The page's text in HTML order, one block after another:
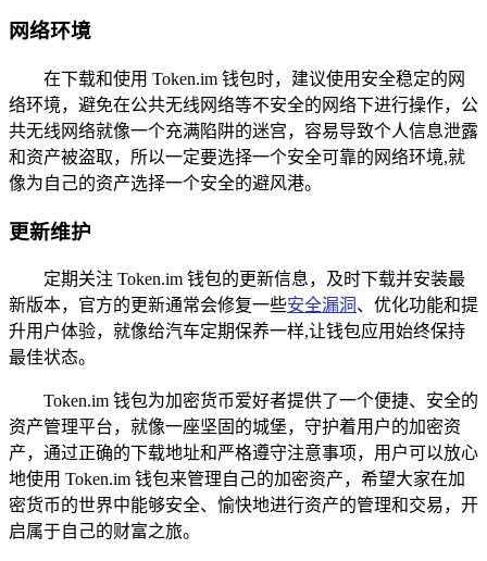
网络环境
在下载和使用 Token.im 钱包时，建议使用安全稳定的网
络环境，避免在公共无线网络等不安全的网络下进行操作，公
共无线网络就像一个充满陷阱的迷宫，容易导致个人信息泄露
和资产被盗取，所以一定要选择一个安全可靠的网络环境,就
像为自己的资产选择一个安全的避风港。
更新维护
定期关注 Token.im 钱包的更新信息，及时下载并安装最
新版本，官方的更新通常会修复一些安全漏洞 、优化功能和提
升用户体验，就像给汽车定期保养一样,让钱包应用始终保持
最佳状态。
Token.im 钱包为加密货币爱好者提供了一个便捷、安全的
资产管理平台，就像一座坚固的城堡，守护着用户的加密资
产，通过正确的下载地址和严格遵守注意事项，用户可以放心
地使用 Token.im 钱包来管理自己的加密资产，希望大家在加
密货币的世界中能够安全、愉快地进行资产的管理和交易，开
启属于自己的财富之旅。